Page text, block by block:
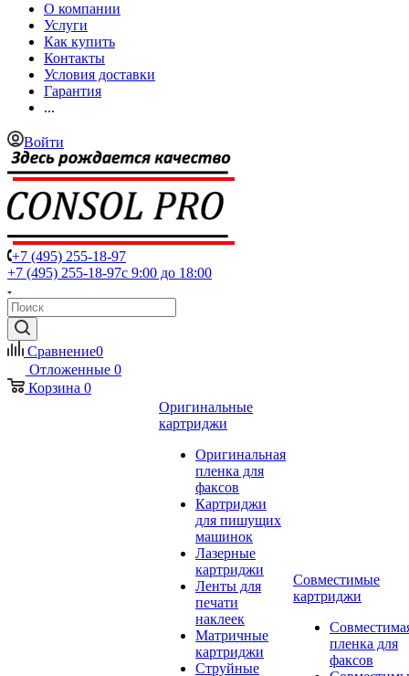
О компании
Услуги
Как купить
Контакты
Условия доставки
Гарантия
...
Войти
+7 (495) 255-18-97
+7 (495) 255-18-97с 9:00 до 18:00
Сравнение0
Отложенные 0
Корзина 0
Оригинальные
картриджи
Оригинальная
пленка для
факсов
Картриджи
для пишущих
машинок
Лазерные
картриджи
Ленты для
печати
наклеек
Матричные
картриджи
Струйные
Совместимые
картриджи
пленка для
факсов